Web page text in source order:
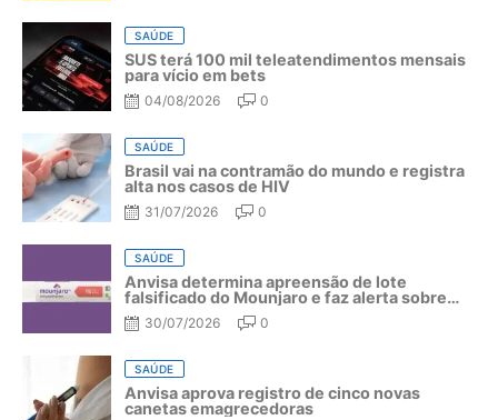
SAÚDE
SUS terá 100 mil teleatendimentos mensais
para vício em bets
04/08/2026 0
SAÚDE
Brasil vai na contramão do mundo e registra
alta nos casos de HIV
31/07/2026 0
SAÚDE
Anvisa determina apreensão de lote
falsificado do Mounjaro e faz alerta sobre
riscos do medicamento
30/07/2026 0
SAÚDE
Anvisa aprova registro de cinco novas
canetas emagrecedoras